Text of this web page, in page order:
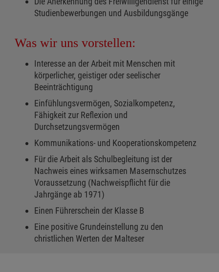
Studienbewerbungen und Ausbildungsgänge
Was wir uns vorstellen:
Interesse an der Arbeit mit Menschen mit
körperlicher, geistiger oder seelischer
Beeinträchtigung
Einfühlungsvermögen, Sozialkompetenz,
Fähigkeit zur Reflexion und
Durchsetzungsvermögen
Kommunikations- und Kooperationskompetenz
Für die Arbeit als Schulbegleitung ist der
Nachweis eines wirksamen Masernschutzes
Voraussetzung (Nachweispflicht für die
Jahrgänge ab 1971)
Einen Führerschein der Klasse B
Eine positive Grundeinstellung zu den
christlichen Werten der Malteser